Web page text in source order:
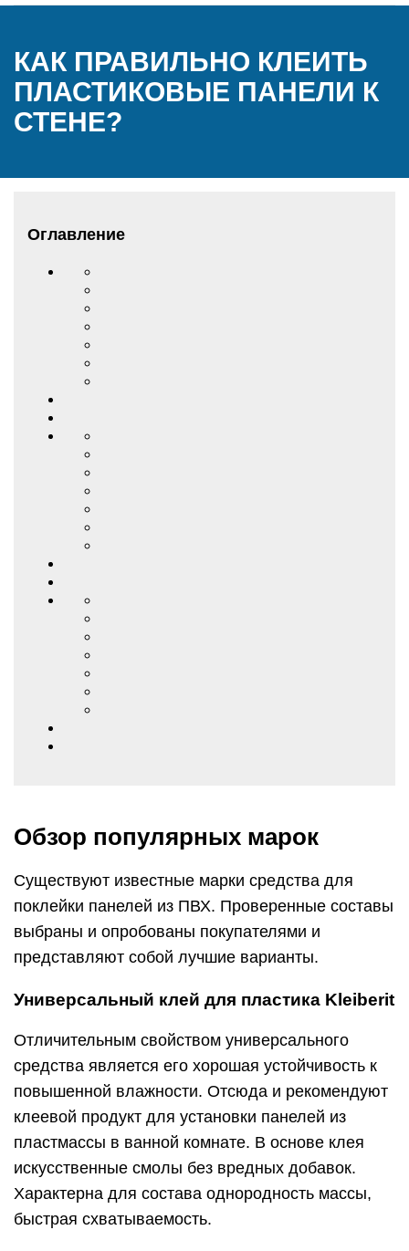
КАК ПРАВИЛЬНО КЛЕИТЬ
ПЛАСТИКОВЫЕ ПАНЕЛИ К
СТЕНЕ?
Оглавление
Обзор популярных марок
Существуют известные марки средства для
поклейки панелей из ПВХ. Проверенные составы
выбраны и опробованы покупателями и
представляют собой лучшие варианты.
Универсальный клей для пластика Kleiberit
Отличительным свойством универсального
средства является его хорошая устойчивость к
повышенной влажности. Отсюда и рекомендуют
клеевой продукт для установки панелей из
пластмассы в ванной комнате. В основе клея
искусственные смолы без вредных добавок.
Характерна для состава однородность массы,
быстрая схватываемость.